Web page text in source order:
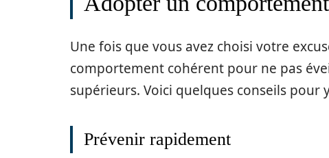
Une fois que vous avez choisi votre
comportement cohérent pour ne pas
supérieurs. Voici quelques conseils pour
Prévenir rapidement